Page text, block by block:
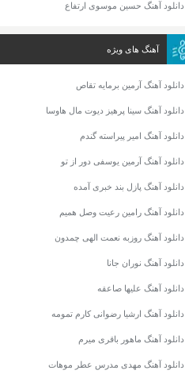
دانلود آهنگ حسین موسوی ارتفاع
آهنگ های ویژه
دانلود آهنگ آرمین برمایه تقاص
دانلود آهنگ سینا پرهیز دیوت مال هاوسا
دانلود آهنگ امیر پیراسته گندم
دانلود آهنگ آرمین یوسفی دور از تو
دانلود آهنگ پازل بند خبری آمده
دانلود آهنگ رامین رعیت وصل همیم
دانلود آهنگ روزبه نعمت الهی چمدون
دانلود آهنگ نوران جانا
دانلود آهنگ علیها صاعقه
دانلود آهنگ ارشیا رضوانی کارم تمومه
دانلود آهنگ ماهور باقری میرم
دانلود آهنگ مهدی مدرس عطر موهات